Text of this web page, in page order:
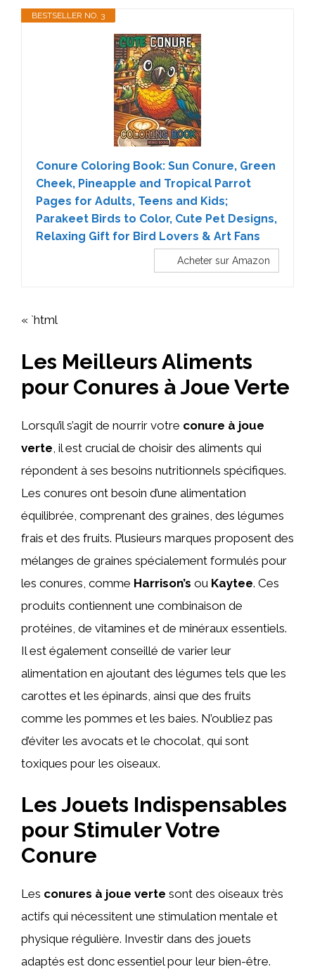
BESTSELLER NO. 3
Conure Coloring Book: Sun Conure, Green
Cheek, Pineapple and Tropical Parrot
Pages for Adults, Teens and Kids;
Parakeet Birds to Color, Cute Pet Designs,
Relaxing Gift for Bird Lovers & Art Fans
Acheter sur Amazon
« `html
Les Meilleurs Aliments
pour Conures à Joue Verte
Lorsqu’il s’agit de nourrir votre conure à joue
verte , il est crucial de choisir des aliments qui
répondent à ses besoins nutritionnels spécifiques.
Les conures ont besoin d’une alimentation
équilibrée, comprenant des graines, des légumes
frais et des fruits. Plusieurs marques proposent des
mélanges de graines spécialement formulés pour
les conures, comme Harrison’s ou Kaytee. Ces
produits contiennent une combinaison de
protéines, de vitamines et de minéraux essentiels.
Il est également conseillé de varier leur
alimentation en ajoutant des légumes tels que les
carottes et les épinards, ainsi que des fruits
comme les pommes et les baies. N’oubliez pas
d’éviter les avocats et le chocolat, qui sont
toxiques pour les oiseaux.
Les Jouets Indispensables
pour Stimuler Votre
Conure
Les conures à joue verte sont des oiseaux très
actifs qui nécessitent une stimulation mentale et
physique régulière. Investir dans des jouets
adaptés est donc essentiel pour leur bien-être.